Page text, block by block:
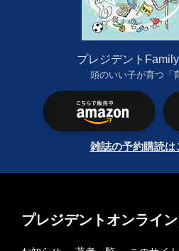
プレジデント
頭のいい子が育つ「
雑誌の予約購読は
プレジデントオンライ